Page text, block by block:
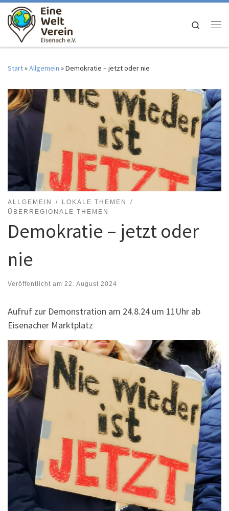
Zum Inhalt springen
Search
Start»Allgemein »Demokratie – jetzt oder nie
ALLGEMEIN
LOKALE THEMEN
ÜBERREGIONALE THEMEN
Demokratie – jetzt oder
nie
Veröffentlicht am 22. August 2024
Aufruf zur Demonstration am 24.8.24 um 11Uhr ab
Eisenacher Marktplatz